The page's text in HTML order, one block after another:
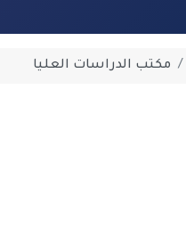
مكتب الدراسات العليا